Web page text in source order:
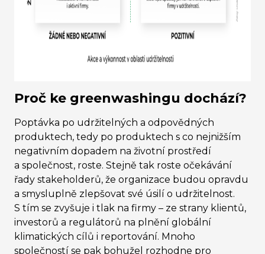
Proč ke greenwashingu dochází?
Poptávka po udržitelných a odpovědných
produktech, tedy po produktech s co nejnižším
negativním dopadem na životní prostředí
a společnost, roste. Stejně tak roste očekávání
řady stakeholderů, že organizace budou opravdu
a smysluplně zlepšovat své úsilí o udržitelnost.
S tím se zvyšuje i tlak na firmy – ze strany klientů,
investorů a regulátorů na plnění globální
klimatických cílů i reportování. Mnoho
společností se pak bohužel rozhodne pro